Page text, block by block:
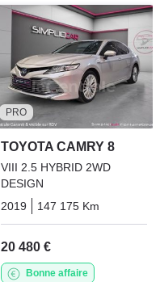
Hybrid_essence_electric
PRO
TOYOTA CAMRY 8
VIII 2.5 HYBRID 2WD
DESIGN
2019
147 175 Km
20 480 €
Bonne affaire